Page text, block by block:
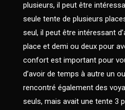
plusieurs, il peut être
seule tente de plusieurs
seul, il peut être intéressant
place et demi ou deux pour
confort est important pour
d’avoir de temps à autre un
rencontré également des
seuls, mais avait une tente 3